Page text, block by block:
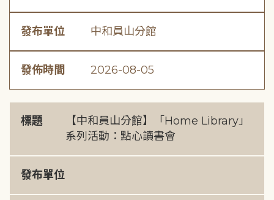
發布單位 中和員山分館
發佈時間 2026-08-05
標題
【中和員山分館】「Home Library」
系列活動：點心讀書會
發布單位